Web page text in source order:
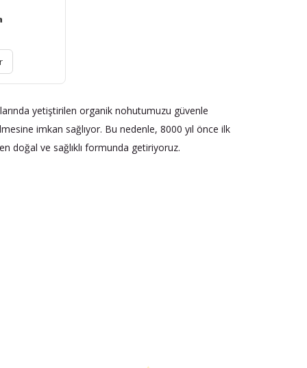
yetiştirilen organik nohutumuzu güvenle
imkan sağlıyor. Bu nedenle, 8000 yıl önce ilk
doğal ve sağlıklı formunda getiriyoruz.